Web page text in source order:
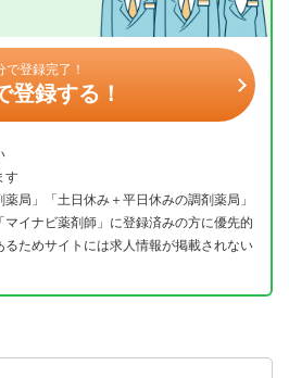
で登録完了！
登録する！
す
薬局」「土日休み＋平日休みの調剤薬局」
マイナビ薬剤師」に登録済みの方に優先的
ためサイトには求人情報が掲載されない